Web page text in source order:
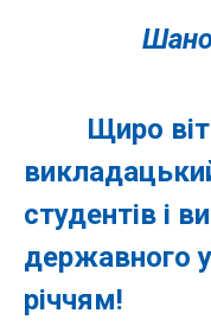
Щиро
студентів і
державного
річчям!